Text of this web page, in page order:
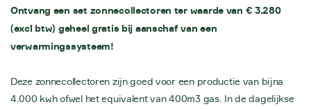
Ontvang een set zonnecollectoren ter waarde van € 3.280
(excl btw) geheel gratis bij aanschaf van een
verwarmingssysteem!
Deze zonnecollectoren zijn goed voor een productie van bijna
4.000 kwh ofwel het equivalent van 400m3 gas. In de dagelijkse